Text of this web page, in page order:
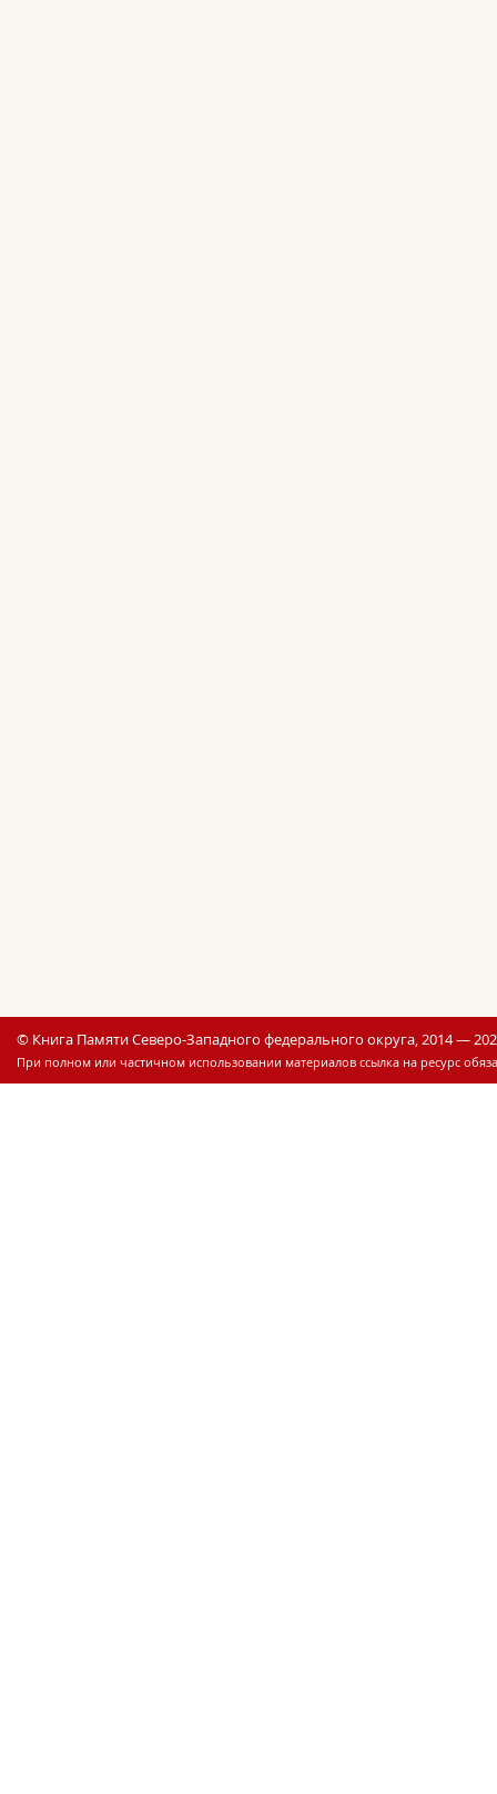
© Книга Памяти Северо-Западного федерального округа, 2014 —
При полном или частичном использовании материалов ссылка на ресурс